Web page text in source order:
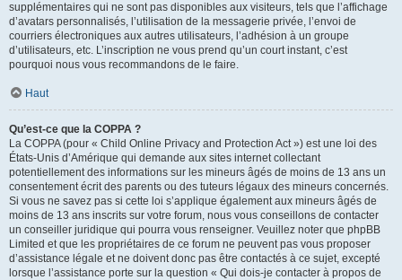
supplémentaires qui ne sont pas disponibles aux visiteurs, tels que l’affichage
d’avatars personnalisés, l’utilisation de la messagerie privée, l’envoi de
courriers électroniques aux autres utilisateurs, l’adhésion à un groupe
d’utilisateurs, etc. L’inscription ne vous prend qu’un court instant, c’est
pourquoi nous vous recommandons de le faire.
Haut
Qu’est-ce que la COPPA ?
La COPPA (pour « Child Online Privacy and Protection Act ») est une loi des
États-Unis d’Amérique qui demande aux sites internet collectant
potentiellement des informations sur les mineurs âgés de moins de 13 ans un
consentement écrit des parents ou des tuteurs légaux des mineurs concernés.
Si vous ne savez pas si cette loi s’applique également aux mineurs âgés de
moins de 13 ans inscrits sur votre forum, nous vous conseillons de contacter
un conseiller juridique qui pourra vous renseigner. Veuillez noter que phpBB
Limited et que les propriétaires de ce forum ne peuvent pas vous proposer
d’assistance légale et ne doivent donc pas être contactés à ce sujet, excepté
lorsque l’assistance porte sur la question « Qui dois-je contacter à propos de